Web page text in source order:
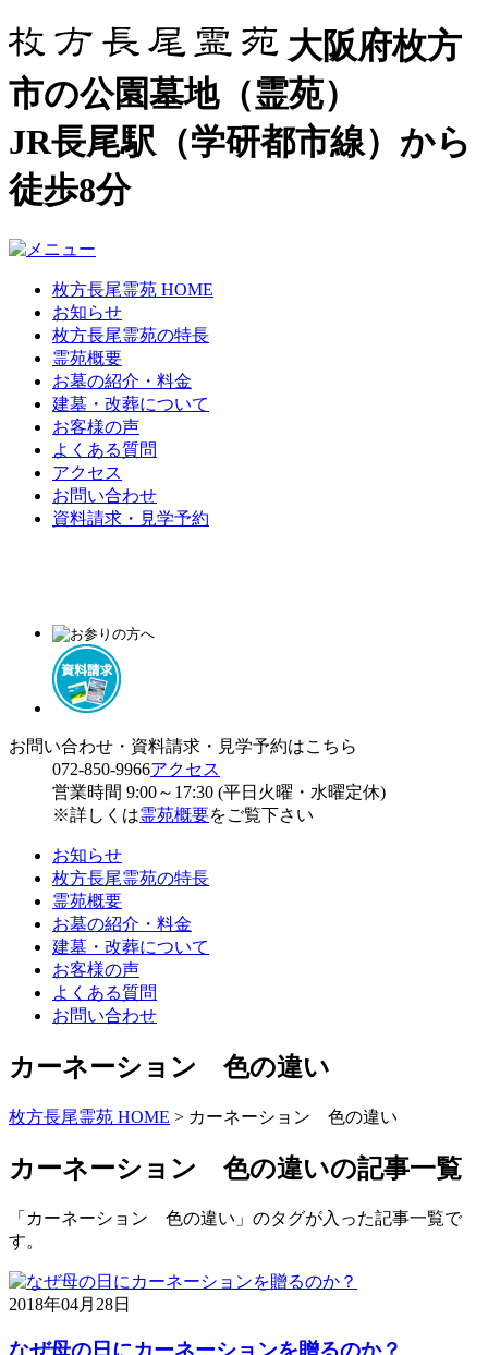
大阪府枚方
市の公園墓地（霊苑）
JR長尾駅（学研都市線）から
徒歩8分
枚方長尾霊苑 HOME
お知らせ
枚方長尾霊苑の特長
霊苑概要
お墓の紹介・料金
建墓・改葬について
お客様の声
よくある質問
アクセス
お問い合わせ
資料請求・見学予約
お問い合わせ・資料請求・見学予約はこちら
072-850-9966アクセス
営業時間 9:00～17:30 (平日火曜・水曜定休)
※詳しくは霊苑概要をご覧下さい
お知らせ
枚方長尾霊苑の特長
霊苑概要
お墓の紹介・料金
建墓・改葬について
お客様の声
よくある質問
お問い合わせ
カーネーション 色の違い
枚方長尾霊苑 HOME > カーネーション 色の違い
カーネーション 色の違いの記事一覧
「カーネーション 色の違い」のタグが入った記事一覧で
す。
2018年04月28日
なぜ母の日にカーネーションを贈るのか？